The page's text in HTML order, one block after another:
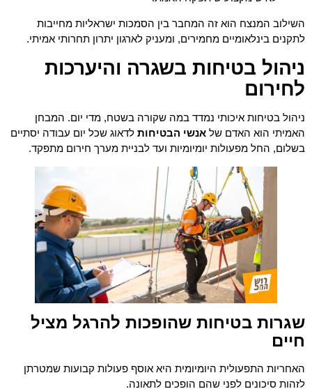
השילוב המנצח הוא זה המחבר בין הסמכות ישראליות מחייבות
לתקנים בינלאומיים מחמירים, ומעניק לארגון יתרון תחרותי אמיתי.
ניהול בטיחות בשגרה והיערכות
לחירום
ניהול בטיחות איכותי נמדד במה שקורה בשטח, מדי יום. המבחן
האמיתי הוא האדם של אנשי הבטיחות לדאוג שכל יום עבודה יסתיים
בשלום, החל מפעולות יומיומיות ועד לבניית מערך חירום מתפקד.
שגרות בטיחות שהופכות להרגל מציל
חיים
האחריות התפעולית היומיומית היא אוסף פעולות קבועות שמטרתן
לזהות סיכונים לפני שהם הופכים לתאונה.